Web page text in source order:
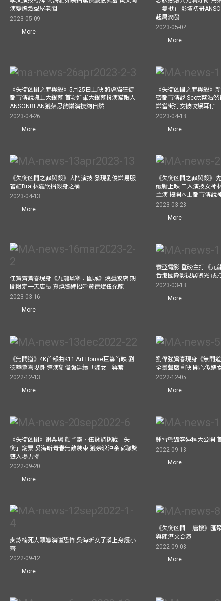
演變態髮型屋老闆
2023-05-09
More
「隻揪」 影壇初哥
起周潤發
2023-05-02
More
《失衡凶間之罪與殺》5月25日上映 將虐貓狂徒
都市傳說搬上大銀幕 首次進軍大銀幕扮演貓眼人
ANSONBEAN獲蔡思韵讚演技夠自然
2023-04-26
More
《失衡凶間之罪與殺》
密都市傳說 Scott蔡浩
謙當街打交被咬爆耳仔
2023-04-18
More
《失衡凶間之罪與殺》大鬥演技 發現劉俊謙易服
著紅Bra 林嘉欣招殺身之禍
2023-04-13
More
《失衡凶間之罪與殺》
破膽上映 三大演技女神
主演 揭開本土都市傳說
2023-03-23
More
任賢齊驚喜現身《九龍城寨：圍城》燒臘飯店 期
間限定一天店長 真燒鵝髀招呼黃德斌伍允龍
2023-03-16
More
寰亞電影 重磅主打《九
香港國際影視展曝光 成
2023-03-13
More
《無間道》4K首部曲K11 Art House巨幕首映 劉
德華驚喜現身 導演劉偉強延續「嫁女」興奮
2022-12-13
More
劉偉強驚喜現身《無間
全景聲版重映 開心似嫁
2022-12-05
More
《失衡凶間》謝票場 顏卓靈、伍詠詩挑戰「失
衡」謝票 吳海昕青春無敵裝束 獲余浪沖余家聰雙
雙入場力撐
2022-09-20
More
鍾雪瑩毁容過程大公開
2022-09-13
More
麥詠楠死人頭導演嗌恐怖 吳海昕女子漢上身護小
齊
2022-09-12
More
《失衡凶間 – 唐樓》匯
與陳湛文合演
2022-09-08
More